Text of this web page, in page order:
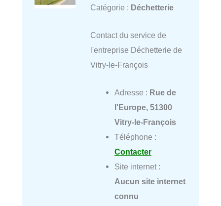
Catégorie : Déchetterie
Contact du service de
l'entreprise Déchetterie de
Vitry-le-François
Adresse : Rue de
l'Europe, 51300
Vitry-le-François
Téléphone :
Contacter
Site internet :
Aucun site internet
connu